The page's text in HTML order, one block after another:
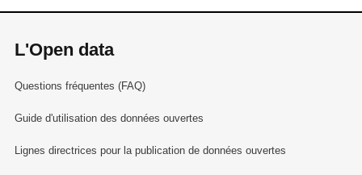
L'Open data
Questions fréquentes (FAQ)
Guide d'utilisation des données ouvertes
Lignes directrices pour la publication de données ouvertes